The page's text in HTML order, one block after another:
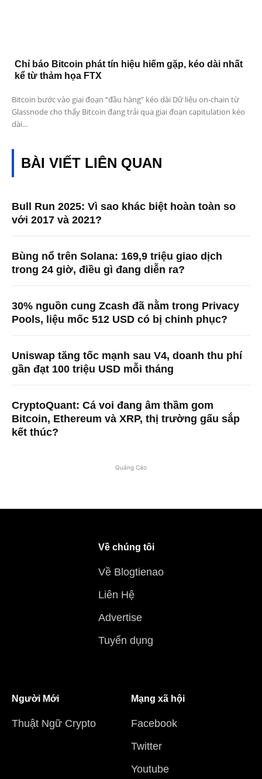
Chỉ báo Bitcoin phát tín hiệu hiếm gặp, kéo dài nhất
kể từ thảm họa FTX
Bitcoin bước vào giai đoạn “đầu hàng” kéo dài Dữ liệu on-chain từ
Glassnode cho thấy Bitcoin đang trải qua giai đoạn capitulation kéo
dài...
BÀI VIẾT LIÊN QUAN
Bull Run 2025: Vì sao khác biệt hoàn toàn so
với 2017 và 2021?
Bùng nổ trên Solana: 169,9 triệu giao dịch
trong 24 giờ, điều gì đang diễn ra?
30% nguồn cung Zcash đã nằm trong Privacy
Pools, liệu mốc 512 USD có bị chinh phục?
Uniswap tăng tốc mạnh sau V4, doanh thu phí
gần đạt 100 triệu USD mỗi tháng
CryptoQuant: Cá voi đang âm thầm gom
Bitcoin, Ethereum và XRP, thị trường gấu sắp
kết thúc?
Quảng Cáo
Về chúng tôi
Về Blogtienao
Liên Hệ
Advertise
Tuyển dụng
Người Mới
Thuật Ngữ Crypto
Mạng xã hội
Facebook
Twitter
Youtube